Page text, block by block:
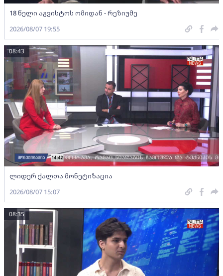
18 წელი აგვისტოს ომიდან - რეზიუმე
2026/08/07 19:55
ლიდერ ქალთა მონეტიზაცია
08:43
2026/08/07 15:07
08:35